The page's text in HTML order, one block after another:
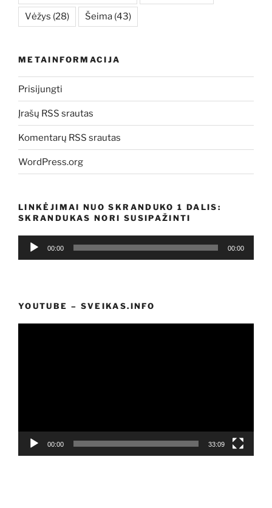
Vėžys (28) Šeima (43)
METAINFORMACIJA
Prisijungti
Įrašų RSS srautas
Komentarų RSS srautas
WordPress.org
LINKĖJIMAI NUO SKRANDUKO 1 DALIS:
SKRANDUKAS NORI SUSIPAŽINTI
Audio
00:00 00:00
YOUTUBE – SVEIKAS.INFO
00:00 33:09